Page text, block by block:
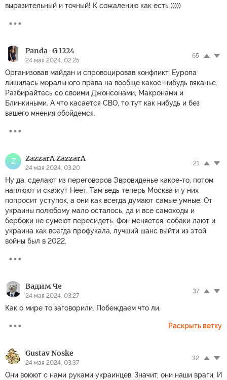
выразительный и точный! К сожалению как есть )))))
Panda-G 1224
24 мая 2024, 02:25
65
Организовав майдан и спровоцировав конфликт, Еуропа
лишилась морального права на вообще какое-нибудь вяканье.
Разбирайтесь со своими Джонсонами, Макронами и
Блинкиными. А что касается СВО, то тут как нибудь и без
вашего мнения обойдемся.
Z ZazzarA ZazzarA
24 мая 2024, 03:20
21
Ну да, сделают из переговоров Эвровиденье какое-то, потом
наплюют и скажут Неет. Там ведь теперь Москва и у них
попросит уступок, а они как всегда думают самые умные. От
украины полюбому мало осталось, да и все самоходы и
бербоки не сумеют пересидеть. Фон меняется, собаки лают и
украина как всегда профукала, лучший шанс выйти из этой
войны был в 2022.
Вадим Че
24 мая 2024, 03:27
37
Как о мире то заговорили. Побеждаем что ли.
Раскрыть ветку
Gustav Noske
24 мая 2024, 03:37
32
Они воюют с нами руками украинцев. Значит, они наши враги. И